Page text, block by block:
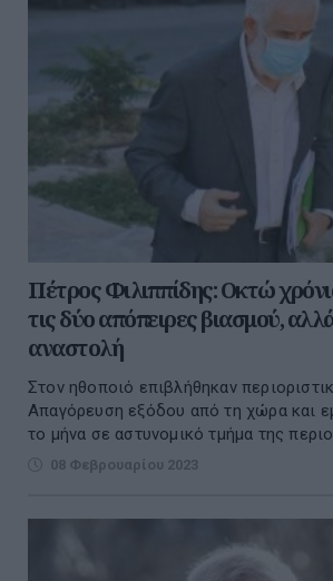
Πέτρος Φιλιππίδης: Οκτώ
τις δύο απόπειρες βιασμού,
αναστολή
Στον ηθοποιό επιβλήθηκαν
Απαγόρευση εξόδου από τη χώρα και
το μήνα σε αστυνομικό τμήμα της
08 Φεβρουαρίου 2023